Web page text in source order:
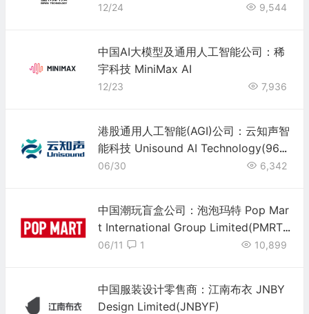
12/24 9,544
中国AI大模型及通用人工智能公司：稀
宇科技 MiniMax AI
12/23 7,936
港股通用人工智能(AGI)公司：云知声智
能科技 Unisound AI Technology(967
8)
06/30 6,342
中国潮玩盲盒公司：泡泡玛特 Pop Mar
t International Group Limited(PMRT
Y)
06/11 10,899
1
中国服装设计零售商：江南布衣 JNBY
Design Limited(JNBYF)